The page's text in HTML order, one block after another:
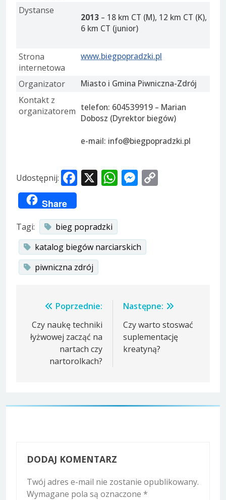
Dystanse
2013 – 18 km CT (M), 12 km CT (K),
6 km CT (junior)
Strona
internetowa
www.biegpopradzki.pl
Organizator Miasto i Gmina Piwniczna-Zdrój
Kontakt z
organizatorem telefon: 604539919 – Marian
Dobosz (Dyrektor biegów)
e-mail: info@biegpopradzki.pl
Udostępnij: Facebook
X WhatsApp
Messenger
Share
Tagi:
bieg popradzki
katalog biegów narciarskich
piwniczna zdrój
Nawigacja
wpisu
Poprzednie:
Czy naukę techniki
łyżwowej zacząć na
nartach czy
nartorolkach?
Następne:
Czy warto stoswać
suplementację
kreatyną?
DODAJ KOMENTARZ
Twój adres e-mail nie zostanie opublikowany.
Wymagane pola są oznaczone *